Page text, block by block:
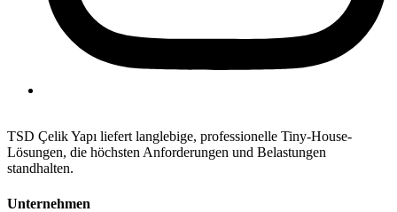
TSD Çelik Yapı liefert langlebige, professionelle Tiny-House-
Lösungen, die höchsten Anforderungen und Belastungen
standhalten.
Unternehmen